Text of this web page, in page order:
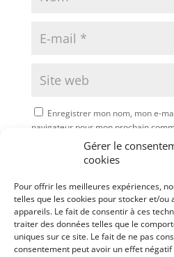
Gérer le
cookies
Pour offrir les meilleures expériences,
telles que les cookies pour stocker et/
appareils. Le fait de consentir à ces
traiter des données telles que le
uniques sur ce site. Le fait de ne pas
consentement peut avoir un effet
Enregistrer mon nom, mon e-
navigateur pour mon prochain
Soumettre